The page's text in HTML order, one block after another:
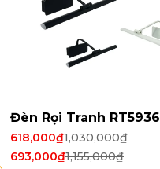
Đèn Rọi Tranh RT5936
1,030,000₫
618,000₫
1,155,000₫
693,000₫